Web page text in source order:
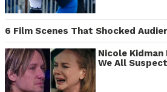
6 Film Scenes That Shocked
Nicole
We All